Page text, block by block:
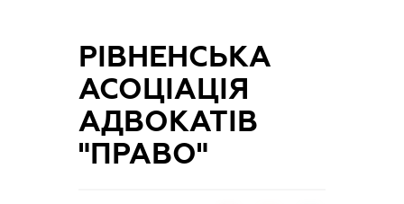
РІВНЕНСЬКА
АСОЦІАЦІЯ
АДВОКАТІВ
"ПРАВО"